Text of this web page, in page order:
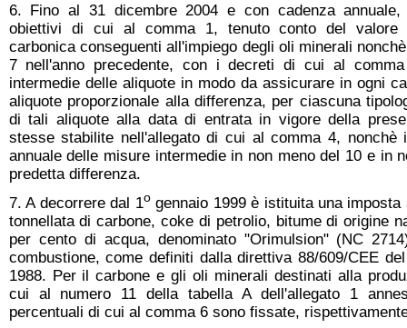
6. Fino al 31 dicembre 2004 e con cadenza
obiettivi di cui al comma 1, tenuto conto del valore
carbonica conseguenti all'impiego degli oli minerali
7 nell'anno precedente, con i decreti di cui al
intermedie delle aliquote in modo da assicurare in ogni
aliquote proporzionale alla differenza, per ciascuna
di tali aliquote alla data di entrata in vigore della
stesse stabilite nell'allegato di cui al comma 4, nonchè
annuale delle misure intermedie in non meno del 10 e in
predetta differenza.
7. A decorrere dal 1ogennaio 1999 è istituita una
tonnellata di carbone, coke di petrolio, bitume di origine
per cento di acqua, denominato "Orimulsion" (NC
combustione, come definiti dalla direttiva 88/609/CEE
1988. Per il carbone e gli oli minerali destinati alla
cui al numero 11 della tabella A dell'allegato 1
percentuali di cui al comma 6 sono fissate,